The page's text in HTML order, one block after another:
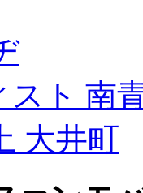
スト 南
大井町